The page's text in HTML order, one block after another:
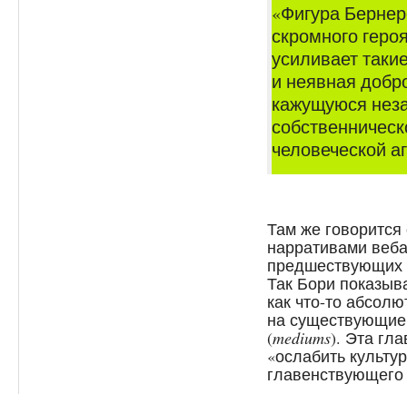
«Фигура
скромного
усиливает
и неявная
кажущуюся
человеческой
Там же
нарративами
предшествующих
Так Бори
как что-то
на
(mediums). Эта
«ослабить